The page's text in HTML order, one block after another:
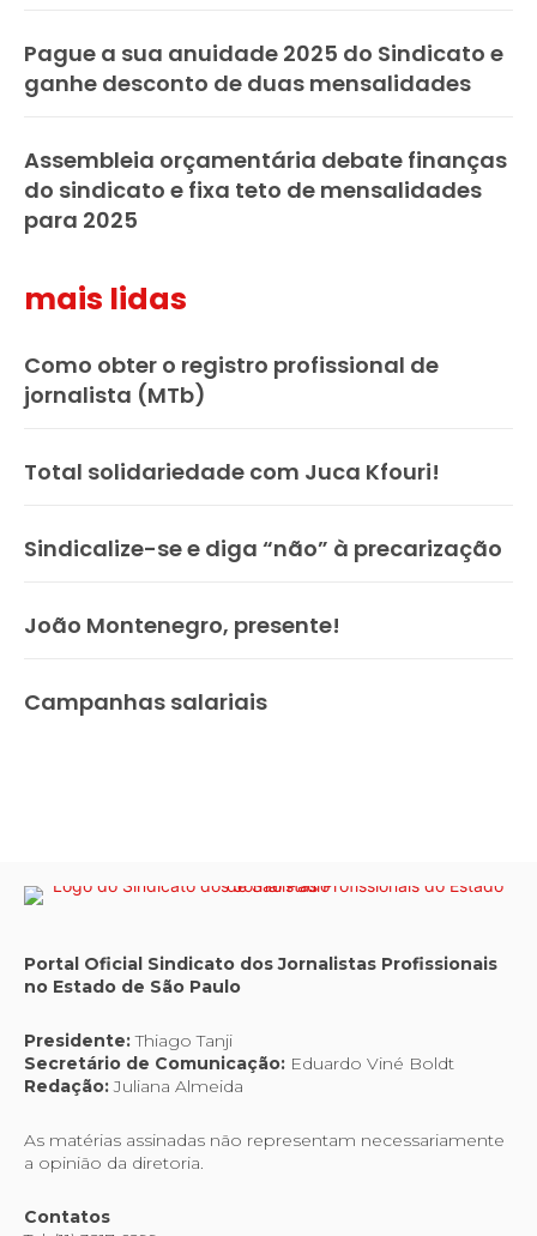
Pague a sua anuidade 2025 do Sindicato e
ganhe desconto de duas mensalidades
Assembleia orçamentária debate finanças
do sindicato e fixa teto de mensalidades
para 2025
mais lidas
Como obter o registro profissional de
jornalista (MTb)
Total solidariedade com Juca Kfouri!
Sindicalize-se e diga “não” à precarização
João Montenegro, presente!
Campanhas salariais
Portal Oficial Sindicato dos Jornalistas Profissionais
no Estado de São Paulo
Presidente:Thiago Tanji
Secretário de Comunicação: Eduardo Viné Boldt
Redação:Juliana Almeida
As matérias assinadas não representam necessariamente
a opinião da diretoria.
Contatos